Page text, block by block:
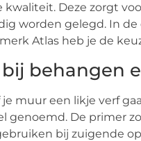
Deze zorgt
worden gelegd. In
Atlas heb je de
behangen
muur een likje verf
genoemd. De primer
bij zuigende